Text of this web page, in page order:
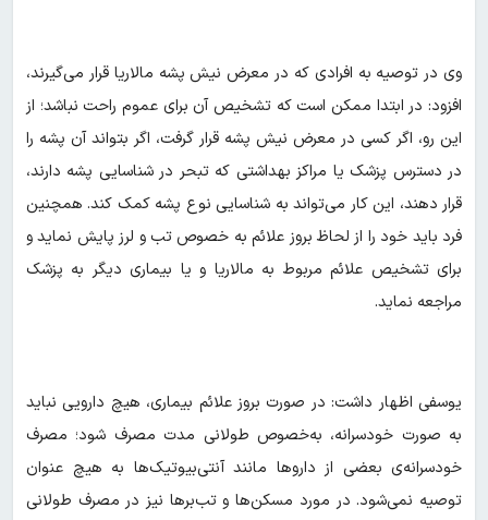
وی در توصیه به افرادی که در معرض نیش پشه مالاریا قرار می‌گیرند،
افزود: در ابتدا ممکن است که تشخیص آن برای عموم راحت نباشد؛ از
این رو، اگر کسی در معرض نیش پشه قرار گرفت، اگر بتواند آن پشه را
در دسترس پزشک یا مراکز بهداشتی که تبحر در شناسایی پشه دارند،
قرار دهند، این کار می‌تواند به شناسایی نوع پشه کمک کند. همچنین
فرد باید خود را از لحاظ بروز علائم به خصوص تب و لرز پایش نماید و
برای تشخیص علائم مربوط به مالاریا و یا بیماری دیگر به پزشک
مراجعه نماید.
یوسفی اظهار داشت: در صورت بروز علائم بیماری، هیچ دارویی نباید
به‌ صورت خودسرانه، به‌خصوص طولانی مدت مصرف شود؛ مصرف
خودسرانه‌ی بعضی از داروها مانند آنتی‌بیوتیک‌ها به هیچ عنوان
توصیه نمی‌شود. در مورد مسکن‌ها و تب‌برها نیز در مصرف طولانی